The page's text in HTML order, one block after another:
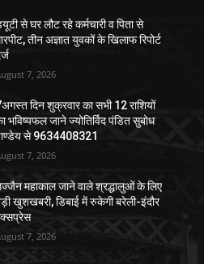
से घर लौट रहे कर्मचारी व पिता से
तीन अज्ञात युवकों के खिलाफ रिपोर्ट
7, 2026
दिन शुक्रवार का सभी 12 राशियों
भविष्यफल जाने ज्योतिर्विद पंडित सुबोध
से 9634408321
7, 2026
महाकाल जाने वाले श्रद्धालुओं के लिए
खुशखबरी, डिबाई में रुकेगी बरेली-इंदौर
7, 2026